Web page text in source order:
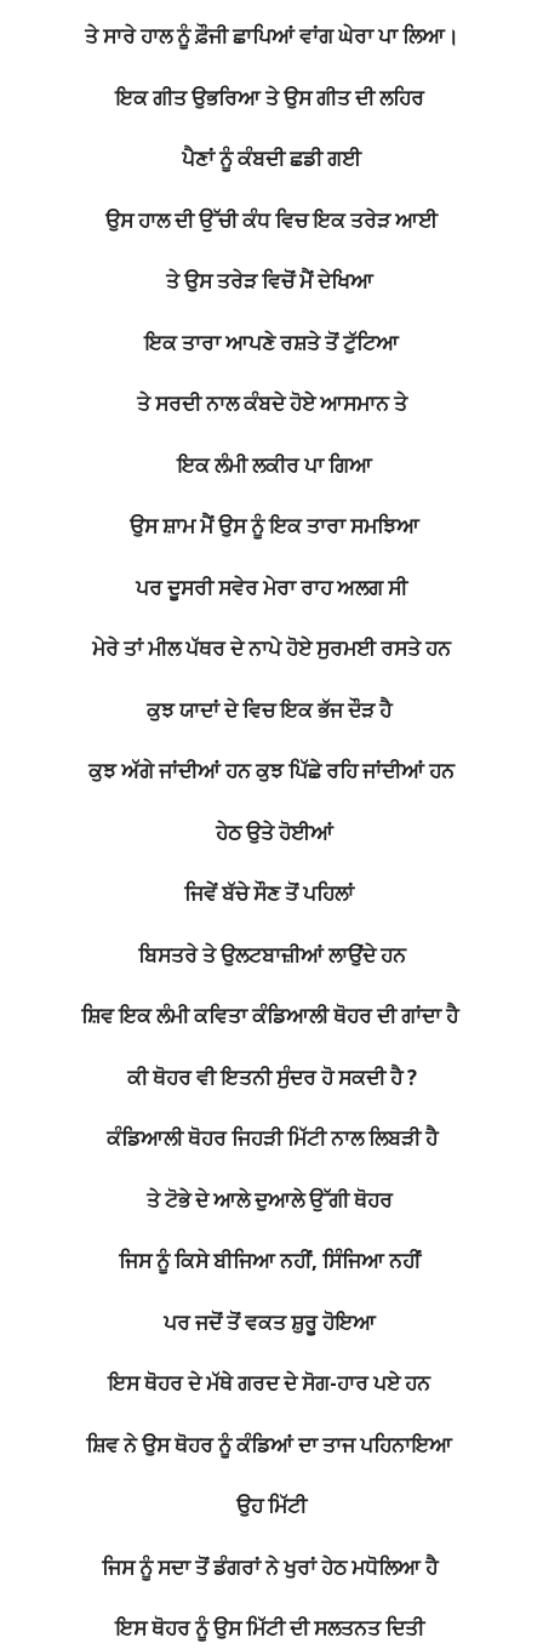
ਤੇ ਸਾਰੇ ਹਾਲ ਨੂੰ ਫ਼ੌਜੀ ਛਾਪਿਆਂ ਵਾਂਗ ਘੇਰਾ ਪਾ ਲਿਆ।
ਇਕ ਗੀਤ ਉਭਰਿਆ ਤੇ ਉਸ ਗੀਤ ਦੀ ਲਹਿਰ
ਪੈਣਾਂ ਨੂੰ ਕੰਬਦੀ ਛਡੀ ਗਈ
ਉਸ ਹਾਲ ਦੀ ਉੱਚੀ ਕੰਧ ਵਿਚ ਇਕ ਤਰੇੜ ਆਈ
ਤੇ ਉਸ ਤਰੇੜ ਵਿਚੋਂ ਮੈਂ ਦੇਖਿਆ
ਇਕ ਤਾਰਾ ਆਪਣੇ ਰਸ਼ਤੇ ਤੋਂ ਟੁੱਟਿਆ
ਤੇ ਸਰਦੀ ਨਾਲ ਕੰਬਦੇ ਹੋਏ ਆਸਮਾਨ ਤੇ
ਇਕ ਲੰਮੀ ਲਕੀਰ ਪਾ ਗਿਆ
ਉਸ ਸ਼ਾਮ ਮੈਂ ਉਸ ਨੂੰ ਇਕ ਤਾਰਾ ਸਮਝਿਆ
ਪਰ ਦੂਸਰੀ ਸਵੇਰ ਮੇਰਾ ਰਾਹ ਅਲਗ ਸੀ
ਮੇਰੇ ਤਾਂ ਮੀਲ ਪੱਥਰ ਦੇ ਨਾਪੇ ਹੋਏ ਸੁਰਮਈ ਰਸਤੇ ਹਨ
ਕੁਝ ਯਾਦਾਂ ਦੇ ਵਿਚ ਇਕ ਭੱਜ ਦੌੜ ਹੈ
ਕੁਝ ਅੱਗੇ ਜਾਂਦੀਆਂ ਹਨ ਕੁਝ ਪਿੱਛੇ ਰਹਿ ਜਾਂਦੀਆਂ ਹਨ
ਹੇਠ ਉਤੇ ਹੋਈਆਂ
ਜਿਵੇਂ ਬੱਚੇ ਸੌਣ ਤੋਂ ਪਹਿਲਾਂ
ਬਿਸਤਰੇ ਤੇ ਉਲਟਬਾਜ਼ੀਆਂ ਲਾਉਂਦੇ ਹਨ
ਸ਼ਿਵ ਇਕ ਲੰਮੀ ਕਵਿਤਾ ਕੰਡਿਆਲੀ ਥੋਹਰ ਦੀ ਗਾਂਦਾ ਹੈ
ਕੀ ਥੋਹਰ ਵੀ ਇਤਨੀ ਸੁੰਦਰ ਹੋ ਸਕਦੀ ਹੈ ?
ਕੰਡਿਆਲੀ ਥੋਹਰ ਜਿਹੜੀ ਮਿੱਟੀ ਨਾਲ ਲਿਬੜੀ ਹੈ
ਤੇ ਟੋਭੇ ਦੇ ਆਲੇ ਦੁਆਲੇ ਉੱਗੀ ਥੋਹਰ
ਜਿਸ ਨੂੰ ਕਿਸੇ ਬੀਜਿਆ ਨਹੀਂ, ਸਿੰਜਿਆ ਨਹੀਂ
ਪਰ ਜਦੋਂ ਤੋਂ ਵਕਤ ਸ਼ੁਰੂ ਹੋਇਆ
ਇਸ ਥੋਹਰ ਦੇ ਮੱਥੇ ਗਰਦ ਦੇ ਸੋਗ-ਹਾਰ ਪਏ ਹਨ
ਸ਼ਿਵ ਨੇ ਉਸ ਥੋਹਰ ਨੂੰ ਕੰਡਿਆਂ ਦਾ ਤਾਜ ਪਹਿਨਾਇਆ
ਉਹ ਮਿੱਟੀ
ਜਿਸ ਨੂੰ ਸਦਾ ਤੋਂ ਡੰਗਰਾਂ ਨੇ ਖੁਰਾਂ ਹੇਠ ਮਧੋਲਿਆ ਹੈ
ਇਸ ਥੋਹਰ ਨੂੰ ਉਸ ਮਿੱਟੀ ਦੀ ਸਲਤਨਤ ਦਿਤੀ